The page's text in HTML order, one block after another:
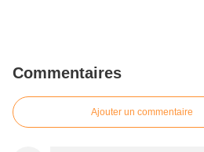
Commentaires
Ajouter un commentaire